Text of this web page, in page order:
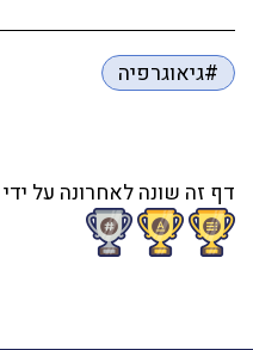
#גיאוגרפיה
דף זה שונה לאחרונה על ידי